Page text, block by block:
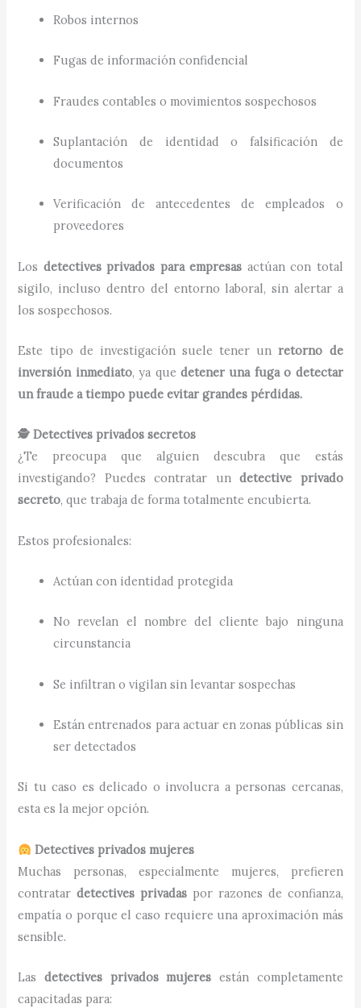
Robos internos
Fugas de información confidencial
Fraudes contables o movimientos sospechosos
Suplantación de identidad o falsificación de
documentos
Verificación de antecedentes de empleados o
proveedores
Los detectives privados para empresas actúan con total
sigilo, incluso dentro del entorno laboral, sin alertar a
los sospechosos.
Este tipo de investigación suele tener unretorno de
inversión inmediato, ya quedetener una fuga o detectar
un fraude a tiempo puede evitar grandes pérdidas.
🕵️ Detectives privados secretos
¿Te preocupa que alguien descubra que estás
investigando? Puedes contratar undetective privado
secreto, que trabaja de forma totalmente encubierta.
Estos profesionales:
Actúan con identidad protegida
No revelan el nombre del cliente bajo ninguna
circunstancia
Se infiltran o vigilan sin levantar sospechas
Están entrenados para actuar en zonas públicas sin
ser detectados
Si tu caso es delicado o involucra a personas cercanas,
esta es la mejor opción.
Detectives privados mujeres
Muchas personas, especialmente mujeres, prefieren
contratardetectives privadas por razones de confianza,
empatía o porque el caso requiere una aproximación más
sensible.
Lasdetectives privados mujeres están completamente
capacitadas para: